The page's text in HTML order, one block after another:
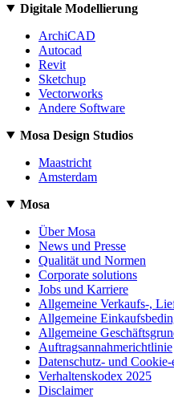
Digitale Modellierung
ArchiCAD
Autocad
Revit
Sketchup
Vectorworks
Andere Software
Mosa Design Studios
Maastricht
Amsterdam
Mosa
Über Mosa
News und Presse
Qualität und Normen
Corporate solutions
Jobs und Karriere
Allgemeine Verkaufs-,
Allgemeine
Allgemeine
Auftragsannahmerichtlinie
Datenschutz- und
Verhaltenskodex 2025
Disclaimer